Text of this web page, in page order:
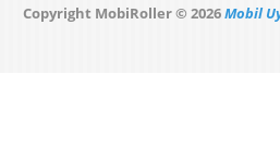
Copyright MobiRoller © 2026Mobil